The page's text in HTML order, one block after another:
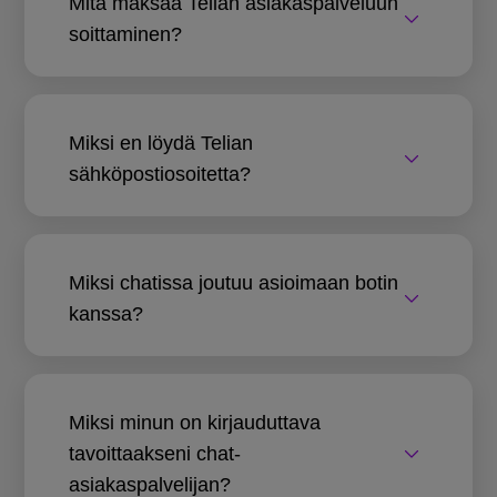
soittaminen?
Miksi en löydä Telian
sähköpostiosoitetta?
Miksi chatissa joutuu asioimaan botin
kanssa?
Miksi minun on kirjauduttava
tavoittaakseni chat-
asiakaspalvelijan?